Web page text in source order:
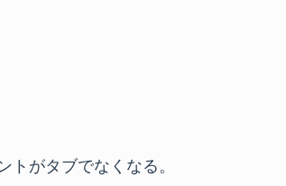
がタブでなくなる。